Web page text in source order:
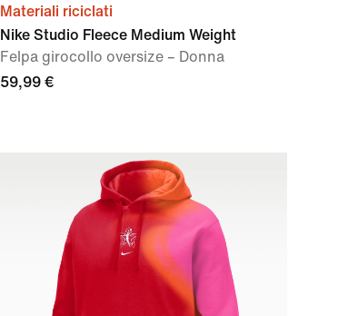
Materiali riciclati
Nike Studio Fleece Medium Weight
Felpa girocollo oversize – Donna
59,99 €